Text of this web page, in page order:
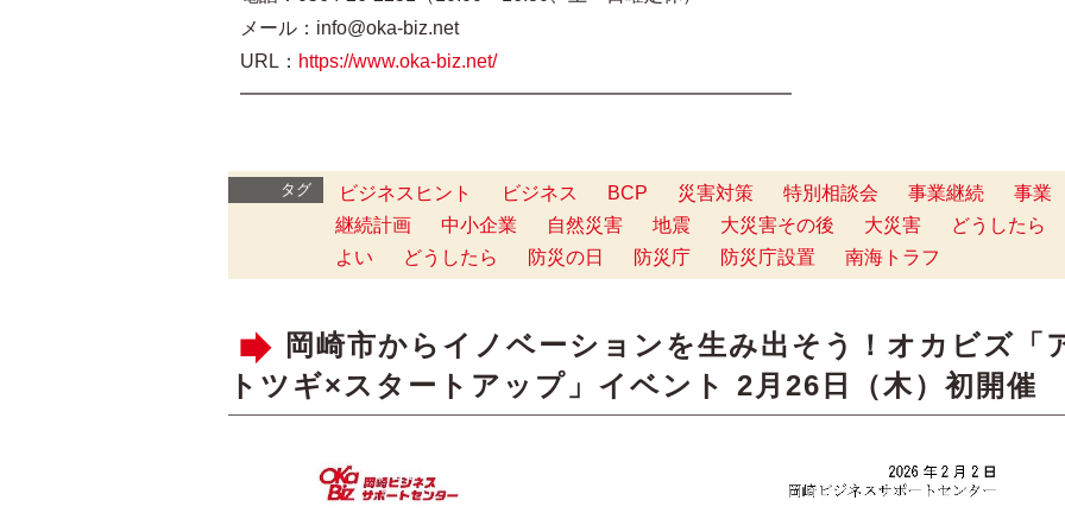
メール：info@oka-biz.net
URL： https://www.oka-biz.net/
━━━━━━━━━━━━━━━━━━━━━━━━━━━━━
タグ ビジネスヒント ビジネス BCP 災害対策 特別相談会 事業継続
事業
継続計画
中小企業 自然災害 地震 大災害その後 大災害
どうしたら
よい
どうしたら 防災の日 防災庁 防災庁設置 南海トラフ
岡崎市からイノベーションを生み出そう！オカビズ「
トツギ×スタートアップ」イベント 2月26日（木）初開催